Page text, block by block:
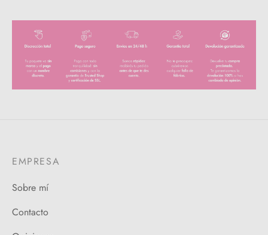
EMPRESA
Sobre mí
Contacto